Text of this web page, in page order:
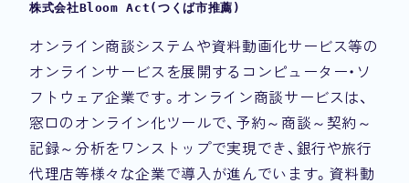
株式会社Bloom Act(つくば市推薦)
オンライン商談システムや資料動画化サービス等の
オンラインサービスを展開するコンピューター・ソ
フトウェア企業です。オンライン商談サービスは、
窓口のオンライン化ツールで、予約～商談～契約～
記録～分析をワンストップで実現でき、銀行や旅行
代理店等様々な企業で導入が進んでいます。資料動